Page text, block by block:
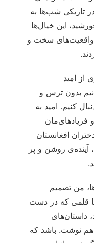
تاریکی شب‌ها به
این خیال‌ها
سخت و
از امید
بدون ترس و
کنیم. امید به
افغانستان
آینده‌ی روشن و پر
من تصمیم
قلمی که در دست
داستان‌های
نوشت. باشد که